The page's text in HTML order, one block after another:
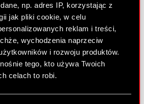
np. adres IP, korzystając z
jak pliki cookie, w celu
reklam i treści,
wychodzenia naprzeciw
i rozwoju produktów.
tego, kto używa Twoich
celach to robi.
nr 87/2010
0:00
aneksu do umowy ugody